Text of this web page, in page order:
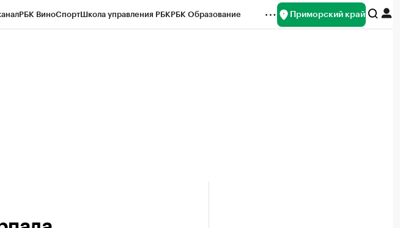
РБК ВиноСпортШкола управления РБКРБК Образование Приморский край